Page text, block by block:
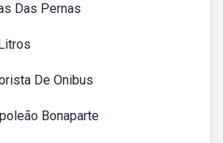
Das Pernas
De Onibus
Bonaparte